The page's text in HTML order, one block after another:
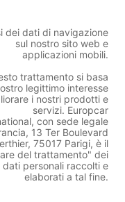
dei dati di navigazione
sul nostro sito web e
applicazioni mobili.
trattamento si basa
legittimo interesse
i nostri prodotti e
servizi. Europcar
con sede legale
13 Ter Boulevard
75017 Parigi, è il
del trattamento" dei
dati personali raccolti e
elaborati a tal fine.